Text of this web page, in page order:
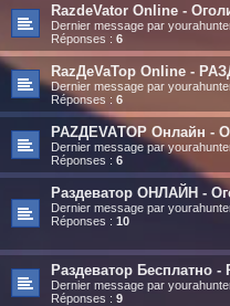
RazdeVator Online -
Dernier message par
Réponses : 6
RazДеVaТор Online -
Dernier message par
Réponses : 6
РАZДEVAТОР Онлайн -
Dernier message par
Réponses : 6
Раздеватор ОНЛАЙН -
Dernier message par
Réponses : 10
Раздеватор Бесплатно
Dernier message par
Réponses : 9